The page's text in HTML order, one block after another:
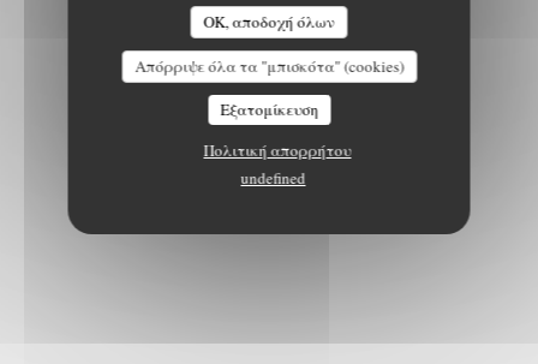
OK, αποδοχή όλων
Απόρριψε όλα τα "μπισκότα" (cookies)
Εξατομίκευση
Πολιτική απορρήτου
undefined